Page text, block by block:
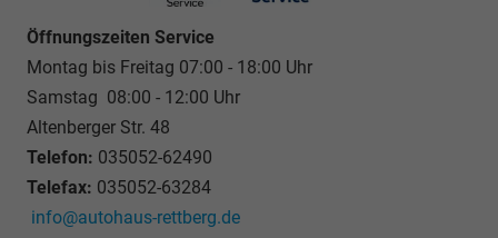
Öffnungszeiten Service
Montag bis Freitag 07:00 - 18:00 Uhr
Samstag 08:00 - 12:00 Uhr
Altenberger Str. 48
Telefon: 035052-62490
Telefax: 035052-63284
info@autohaus-rettberg.de